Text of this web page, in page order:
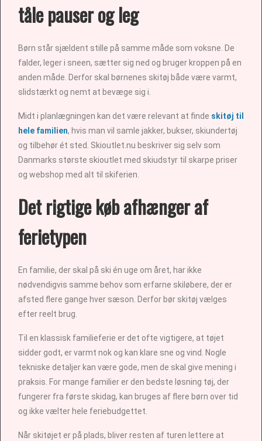
tåle pauser og leg
Børn står sjældent stille på samme måde som voksne. De
falder, leger i sneen, sætter sig ned og bruger kroppen på en
anden måde. Derfor skal børnenes skitøj både være varmt,
slidstærkt og nemt at bevæge sig i.
Midt i planlægningen kan det være relevant at finde skitøj til
hele familien, hvis man vil samle jakker, bukser, skiundertøj
og tilbehør ét sted. Skioutlet.nu beskriver sig selv som
Danmarks største skioutlet med skiudstyr til skarpe priser
og webshop med alt til skiferien.
Det rigtige køb afhænger af
ferietypen
En familie, der skal på ski én uge om året, har ikke
nødvendigvis samme behov som erfarne skiløbere, der er
afsted flere gange hver sæson. Derfor bør skitøj vælges
efter reelt brug.
Til en klassisk familieferie er det ofte vigtigere, at tøjet
sidder godt, er varmt nok og kan klare sne og vind. Nogle
tekniske detaljer kan være gode, men de skal give mening i
praksis. For mange familier er den bedste løsning tøj, der
fungerer fra første skidag, kan bruges af flere børn over tid
og ikke vælter hele feriebudgettet.
Når skitøjet er på plads, bliver resten af turen lettere at